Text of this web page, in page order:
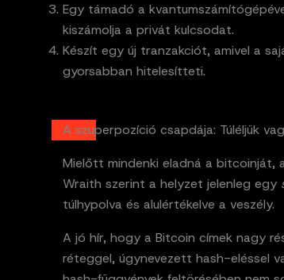
Egy támadó a
kiszámolja a privát kulcsodat.
Készít egy új tranzakciót, amivel a
gyorsabban hitelesítteti.
A szuperpozíció csapdája: Túléljük
Mielőtt mindenki eladná a
Wraith szerint a helyzet jelenleg egy
túlhypolva és alulértékelve a veszély.
A jó hír, hogy a Bitcoin címek nagy
réteggel, úgynevezett hash-eléssel